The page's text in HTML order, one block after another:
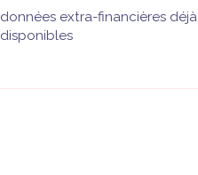
données extra-financières déjà
disponibles